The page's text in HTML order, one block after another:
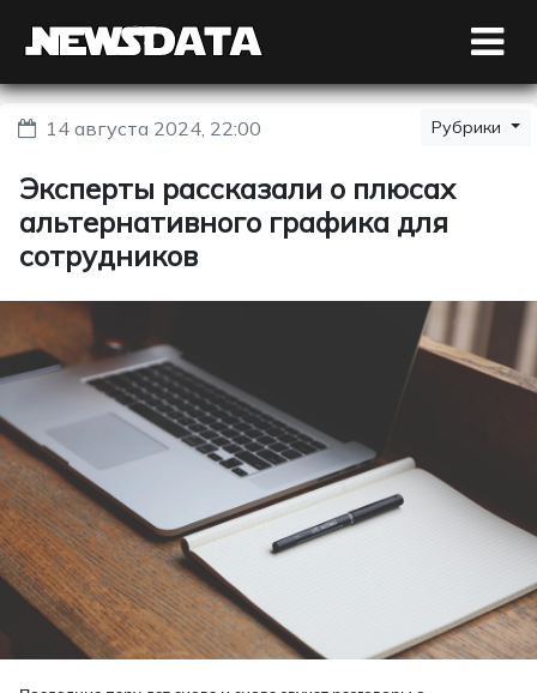
14 августа 2024, 22:00 Рубрики
Эксперты рассказали о плюсах
альтернативного графика для
сотрудников